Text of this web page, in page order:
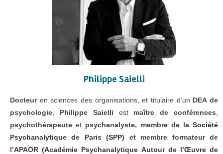
Philippe Saielli
Docteuren sciences des organisations, et titulaire d’un DEA de
psychologie
Philippe Saielli est maître de conférences
psychothérapeute et psychanalyste, membre de laSociété
Psychanalytique de Paris (SPP) et membre formateur de
l’APAOR (Académie Psychanalytique Autour de l’Œuvre de